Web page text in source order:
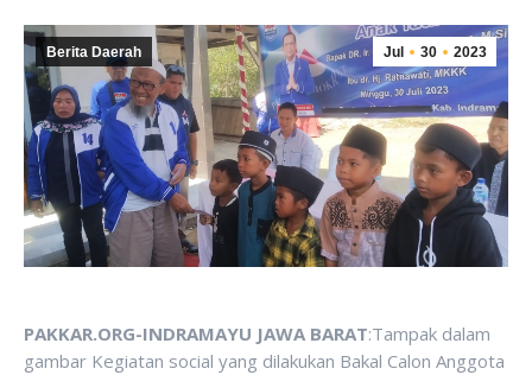
Jul 30 2023
Berita Daerah
PAKKAR.ORG-INDRAMAYU JAWA BARAT:Tampak dalam
gambar Kegiatan social yang dilakukan Bakal Calon Anggota